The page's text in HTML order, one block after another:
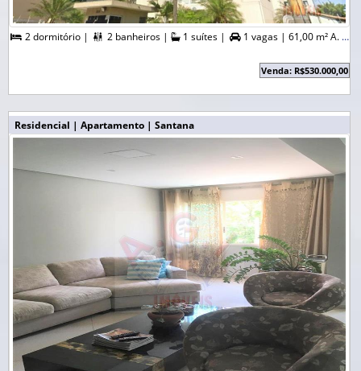
 2 dormitório |  2 banheiros | 1 suítes |  1 vagas | 61,00 m² A. Útil |
Venda: R$530.000,00
Residencial | Apartamento | Santana